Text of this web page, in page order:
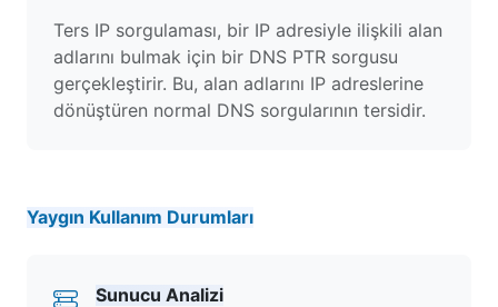
Ters IP sorgulaması, bir IP adresiyle ilişkili alan
adlarını bulmak için bir DNS PTR sorgusu
gerçekleştirir. Bu, alan adlarını IP adreslerine
dönüştüren normal DNS sorgularının tersidir.
Yaygın Kullanım Durumları
Sunucu Analizi